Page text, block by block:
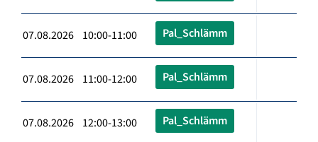
07.08.2026 10:00-11:00 Pal_Schlämm
07.08.2026 11:00-12:00 Pal_Schlämm
07.08.2026 12:00-13:00 Pal_Schlämm